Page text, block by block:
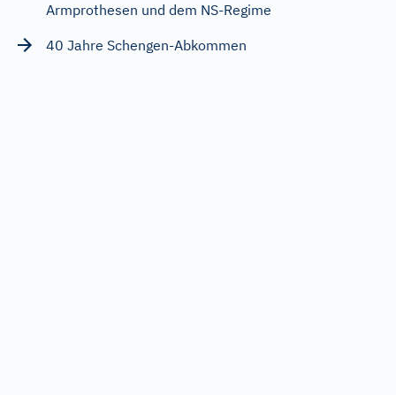
Armprothesen und dem NS-Regime
40 Jahre Schengen-Abkommen